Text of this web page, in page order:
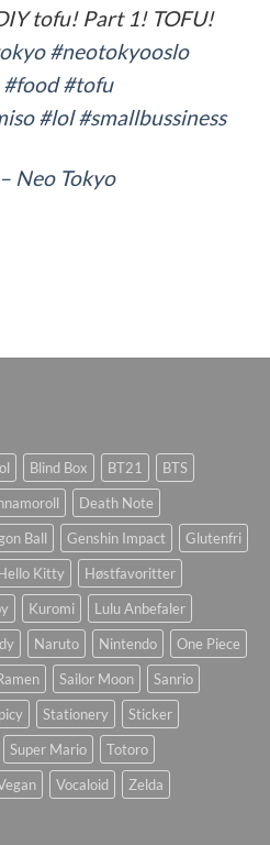
tofu! Part 1! TOFU!
#neotokyooslo
#food #tofu
#lol #smallbussiness
Neo Tokyo
Blind Box BT21
BTS
Death Note
Ball Genshin Impact
Glutenfri
Kitty
Høstfavoritter
Kuromi
Lulu Anbefaler
Naruto Nintendo
One Piece
Sailor Moon
Sanrio
Stationery
Sticker
Super Mario
Totoro
Vocaloid Zelda